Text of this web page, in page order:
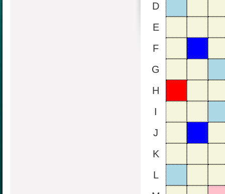
D
E
F
G
H
I
J
K
L